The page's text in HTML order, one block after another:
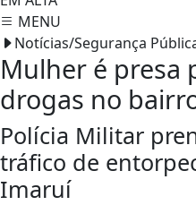
MENU
Notícias/Segurança
Mulher é presa
drogas no
Polícia Militar
tráfico de
Imaruí